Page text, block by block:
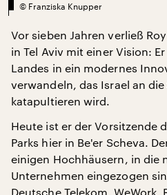
© Franziska Knupper
Vor sieben Jahren verließ
in Tel Aviv mit einer Vision:
Landes in ein modernes
verwandeln, das Israel an
katapultieren wird.
Heute ist er der Vorsitzende
Parks hier in Be'er Scheva.
einigen Hochhäusern, in die
Unternehmen eingezogen
Deutsche Telekom, WeWork,